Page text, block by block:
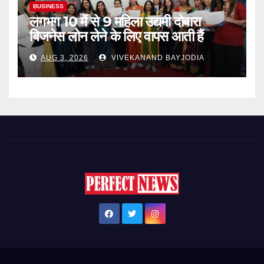
BUSINESS
लगभग 10 में से 9 महिला उद्यमी दोबारा
बिजनेस लोन लेने के लिए वापस आती हैं
AUG 3, 2026 VIVEKANAND BAYJODIA